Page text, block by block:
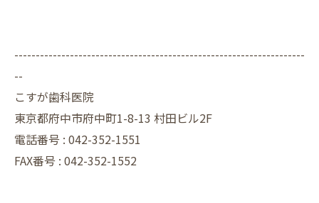
--------------------------------------------------------------------
--
こすが歯科医院
東京都府中市府中町1-8-13 村田ビル2F
電話番号 : 042-352-1551
FAX番号 : 042-352-1552